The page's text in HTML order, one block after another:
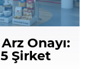
Onayı:
Şirket